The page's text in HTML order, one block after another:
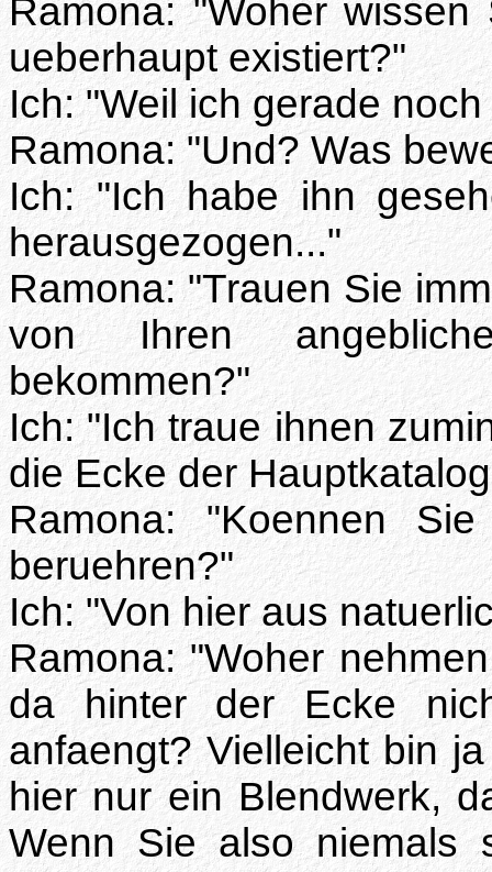
Ramona: "Woher
ueberhaupt existiert?"
Ich: "Weil ich gerade
Ramona: "Und? Was
Ich: "Ich habe ihn
herausgezogen..."
Ramona: "Trauen Sie
von Ihren
bekommen?"
Ich: "Ich traue ihnen
die Ecke der
Ramona: "Koennen
beruehren?"
Ich: "Von hier aus
Ramona: "Woher
da hinter der Ecke
anfaengt? Vielleicht bin
hier nur ein Blendwerk,
Wenn Sie also niemals